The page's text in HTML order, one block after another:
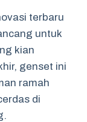
terbaru
untuk
kian
genset ini
ramah
di